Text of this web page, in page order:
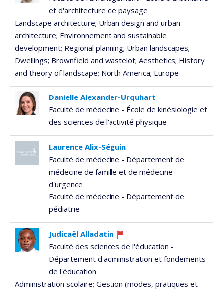
et d'architecture de paysage
Landscape architecture; Urban design and urban
architecture; Environnement and sustainable
development; Regional planning; Urban landscapes;
Dwellings; Brownfield and wastelot; Aesthetics; History
and theory of landscape; North America; Europe
Danielle Alexander-Urquhart
Faculté de médecine - École de kinésiologie et
des sciences de l'activité physique
Laurence Alix-Séguin
Faculté de médecine - Département de
médecine de famille et de médecine
d'urgence
Faculté de médecine - Département de
pédiatrie
Judicaël Alladatin
Currently
recruiting
Faculté des sciences de l'éducation -
Département d'administration et fondements
de l'éducation
Administration scolaire; Gestion (modes, pratiques et